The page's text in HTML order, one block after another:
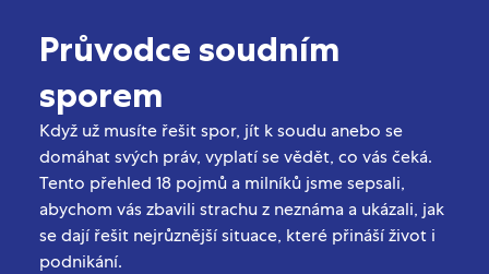
Průvodce soudním
sporem
Když už musíte řešit spor, jít k soudu anebo se
domáhat svých práv, vyplatí se vědět, co vás čeká.
Tento přehled 18 pojmů a milníků jsme sepsali,
abychom vás zbavili strachu z neznáma a ukázali, jak
se dají řešit nejrůznější situace, které přináší život i
podnikání.